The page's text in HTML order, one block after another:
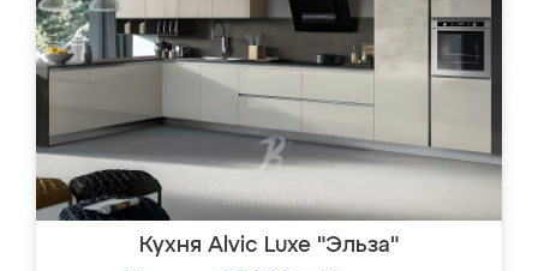
Кухня Alvic Luxe "Эльза"